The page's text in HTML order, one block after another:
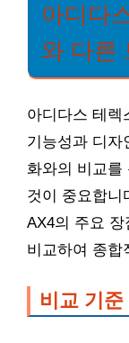
아디다
와 다른
아디다스 테렉
기능성과 디자
화와의 비교를
것이 중요합니
AX4의 주요
비교하여 종합
비교 기준